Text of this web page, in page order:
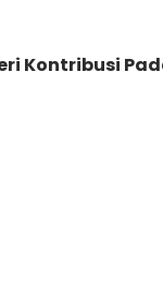
Kontribusi